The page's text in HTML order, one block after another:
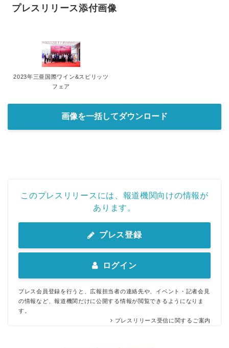
プレスリリース添付画像
2023年三亜国際ワイン&スピリッツ
フェア
画像を一括してダウンロード
このプレスリリースには、報道機関向けの情報が
あります。
プレス登録
ログイン
プレス会員登録を行うと、広報担当者の連絡先や、イベント・記者会見
の情報など、報道機関だけに公開する情報が閲覧できるようになりま
す。
プレスリリース受信に関するご案内